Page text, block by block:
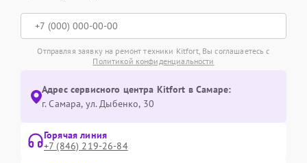
Отправляя заявку на ремонт техники Kitfort, Вы соглашаетесь с
Политикой конфиденциальности
Адрес сервисного центра Kitfort в Самаре:
г. Самара, ул. Дыбенко, 30
Горячая линия
+7 (846) 219-26-84